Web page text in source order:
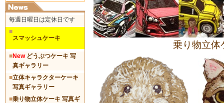
毎週日曜日は定休日です
■
スマッシュケーキ
■Newどうぶつケーキ 写
真ギャラリー
■立体キャラクターケーキ
写真ギャラリー
■乗り物立体ケーキ 写真ギ
乗り物立体